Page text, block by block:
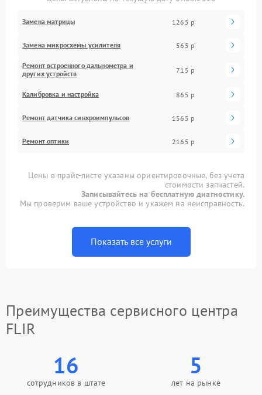
Замена матрицы 1265 р
Замена микросхемы усилителя 565 р
Ремонт встроенного дальнометра и
других устройств
715 р
Калибровка и настройка 865 р
Ремонт датчика синхроимпульсов 1565 р
Ремонт оптики 2165 р
Цены в прайс-листе указаны ориентировочные, без учета
стоимости запчастей.
Записывайтесь на бесплатную диагностику.
Мы проверим ваше устройство и укажем на неисправность.
Показать все услуги
Преимущества сервисного центра
FLIR
16
сотрудников в штате
5
лет на рынке